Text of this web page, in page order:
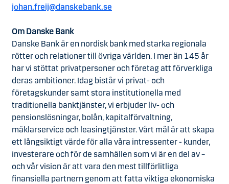
johan.freij@danskebank.se
Om Danske Bank
Danske Bank är en nordisk bank med starka regionala
rötter och relationer till övriga världen. I mer än 145 år
har vi stöttat privatpersoner och företag att förverkliga
deras ambitioner. Idag bistår vi privat- och
företagskunder samt stora institutionella med
traditionella banktjänster, vi erbjuder liv- och
pensionslösningar, bolån, kapitalförvaltning,
mäklarservice och leasingtjänster. Vårt mål är att skapa
ett långsiktigt värde för alla våra intressenter - kunder,
investerare och för de samhällen som vi är en del av –
och vår vision är att vara den mest tillförlitliga
finansiella partnern genom att fatta viktiga ekonomiska